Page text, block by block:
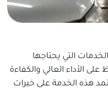
التي يحتاجها
الأداء العالي والكفاءة
هذه الخدمة على خبرات